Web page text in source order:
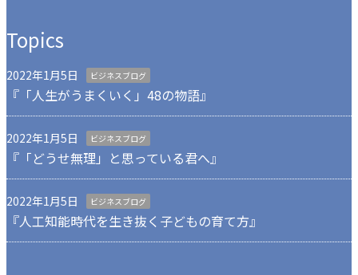
Topics
2022年1月5日 ビジネスブログ
『「人生がうまくいく」48の物語』
2022年1月5日 ビジネスブログ
『「どうせ無理」と思っている君へ』
2022年1月5日 ビジネスブログ
『人工知能時代を生き抜く子どもの育て方』